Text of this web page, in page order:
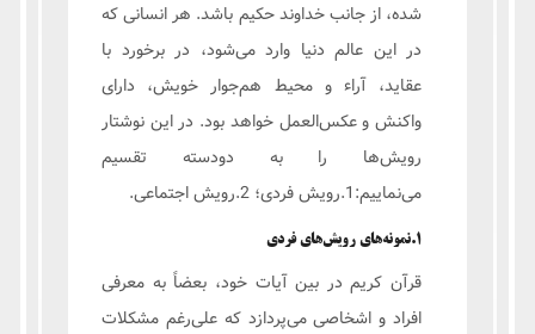
شده، از جانب خداوند حکیم باشد. هر انسانی که
در این عالم دنیا وارد می‌شود، در برخورد با
عقاید، آراء و محیط هم‌جوار خویش، دارای
واکنش و عکس‌العمل خواهد بود. در این نوشتار
رویش‌ها را به دودسته تقسیم
می‌نماییم:1.رویش فردی؛ 2.رویش اجتماعی.
قرآن کریم در بین آیات خود، بعضاً به معرفی
افراد و اشخاصی می‌پردازد که علی‌رغم مشکلات